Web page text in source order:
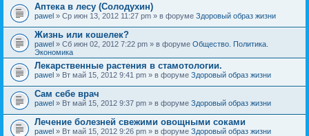
Аптека в лесу (Солодухин)
pawel » Ср июн 13, 2012 11:27 pm » в форуме Здоровый образ жизни
Жизнь или кошелек?
pawel » Сб июн 02, 2012 7:22 pm » в форуме Общество. Политика.
Экономика
Лекарственные растения в стамотологии.
pawel » Вт май 15, 2012 9:41 pm » в форуме Здоровый образ жизни
Сам себе врач
pawel » Вт май 15, 2012 9:37 pm » в форуме Здоровый образ жизни
Лечение болезней свежими овощными соками
pawel » Вт май 15, 2012 9:26 pm » в форуме Здоровый образ жизни